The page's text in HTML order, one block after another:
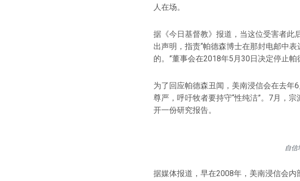
人在场。
据《今日基督教》报道，当这位受害者此
出声明，指责“帕德森博士在那封电邮中
的。”董事会在2018年5月30日决定停止帕
为了回应帕德森丑闻，美南浸信会在去年
尊严，呼吁牧者要持守“性纯洁”。7月，
开一份研究报告。
自信
据媒体报道，早在2008年，美南浸信会